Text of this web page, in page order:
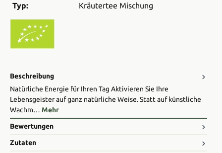
Typ:
Kräutertee Mischung
Beschreibung
Natürliche Energie für Ihren Tag Aktivieren Sie Ihre
Lebensgeister auf ganz natürliche Weise. Statt auf künstliche
Wachm… Mehr
Bewertungen
Zutaten